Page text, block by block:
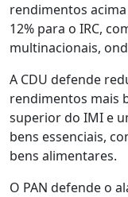
rendimentos
12% para o IRC,
multinacionais,
A CDU defende
rendimentos mais
superior do IMI e
bens essenciais,
bens alimentares.
O PAN defende o